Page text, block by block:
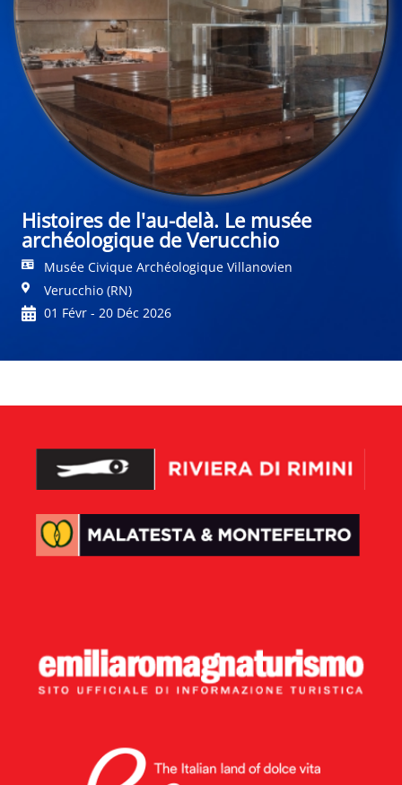
Histoires de l'au-delà. Le musée
archéologique de Verucchio
Musée Civique Archéologique Villanovien
Verucchio (RN)
01 Févr - 20 Déc 2026